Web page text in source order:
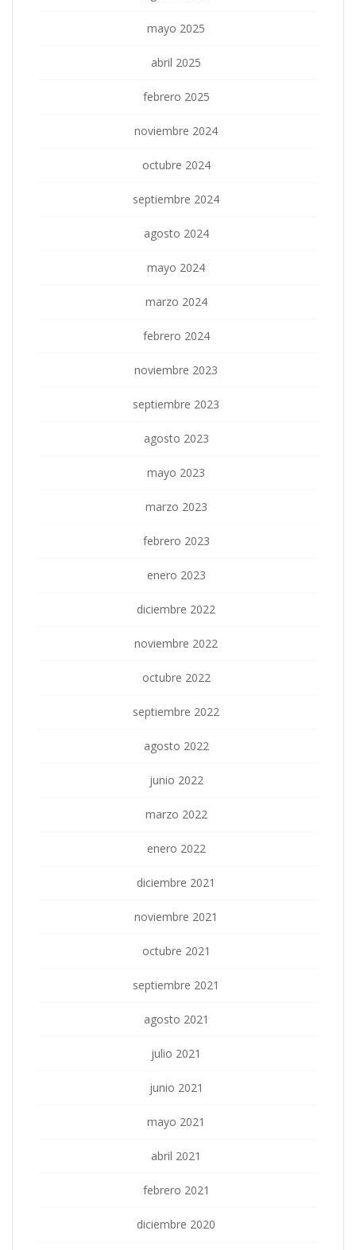
mayo 2025
abril 2025
febrero 2025
noviembre 2024
octubre 2024
septiembre 2024
agosto 2024
mayo 2024
marzo 2024
febrero 2024
noviembre 2023
septiembre 2023
agosto 2023
mayo 2023
marzo 2023
febrero 2023
enero 2023
diciembre 2022
noviembre 2022
octubre 2022
septiembre 2022
agosto 2022
junio 2022
marzo 2022
enero 2022
diciembre 2021
noviembre 2021
octubre 2021
septiembre 2021
agosto 2021
julio 2021
junio 2021
mayo 2021
abril 2021
febrero 2021
diciembre 2020